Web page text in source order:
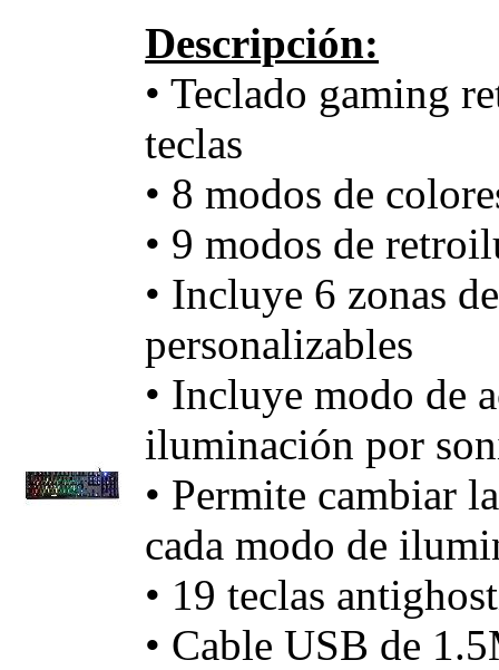
Descripción:
• Teclado gaming
teclas
• 8 modos de
• 9 modos de
• Incluye 6 zonas
personalizables
• Incluye modo de
iluminación por
• Permite cambiar
cada modo de
• 19 teclas
• Cable USB de